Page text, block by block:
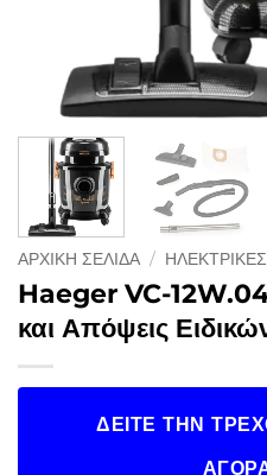
ΑΡΧΙΚΉ ΣΕΛΊΔΑ /
Haeger VC-
και Απόψεις
ΔΕΊΤΕ ΤΗΝ